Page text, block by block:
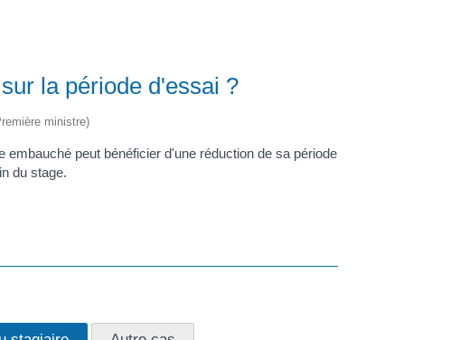
la période d'essai ?
ministre)
peut bénéficier d'une réduction de sa période
du stage.